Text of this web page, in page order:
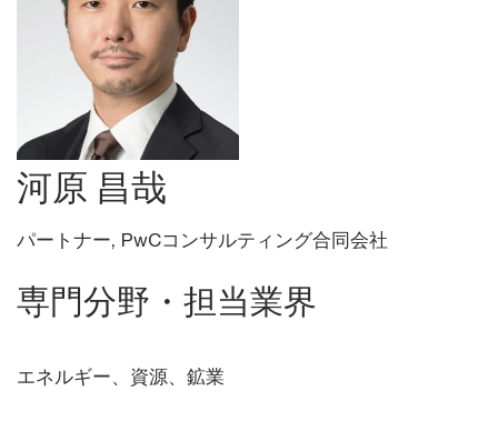
河原 昌哉
パートナー, PwCコンサルティング合同会社
専門分野・担当業界
エネルギー、資源、鉱業